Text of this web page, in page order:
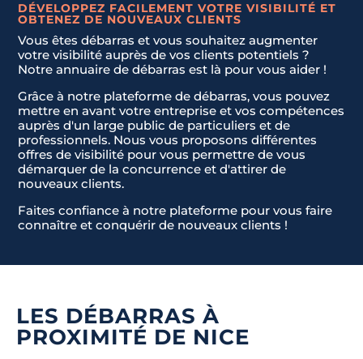
DÉVELOPPEZ FACILEMENT VOTRE VISIBILITÉ ET
OBTENEZ DE NOUVEAUX CLIENTS
Vous êtes débarras et vous souhaitez augmenter
votre visibilité auprès de vos clients potentiels ?
Notre annuaire de débarras est là pour vous aider !
Grâce à notre plateforme de débarras, vous pouvez
mettre en avant votre entreprise et vos compétences
auprès d'un large public de particuliers et de
professionnels. Nous vous proposons différentes
offres de visibilité pour vous permettre de vous
démarquer de la concurrence et d'attirer de
nouveaux clients.
Faites confiance à notre plateforme pour vous faire
connaître et conquérir de nouveaux clients !
LES DÉBARRAS À
PROXIMITÉ DE NICE